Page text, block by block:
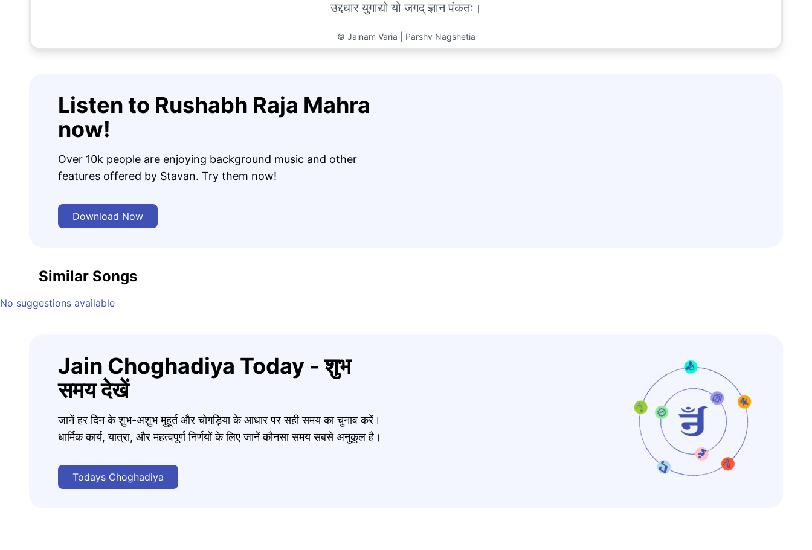
उद्दधार युगाद्यो यो जगद् ज्ञान पंकतः।
© Jainam Varia | Parshv Nagshetia
Listen to Rushabh Raja Mahra
now!
Over 10k people are enjoying background music and other
features offered by Stavan. Try them now!
Download Now
Similar Songs
No suggestions available
Jain Choghadiya Today - शुभ
समय देखें
जानें हर दिन के शुभ-अशुभ मुहूर्त और चोगड़िया के आधार पर सही समय का चुनाव करें।
धार्मिक कार्य, यात्रा, और महत्वपूर्ण निर्णयों के लिए जानें कौनसा समय सबसे अनुकूल है।
Todays Choghadiya